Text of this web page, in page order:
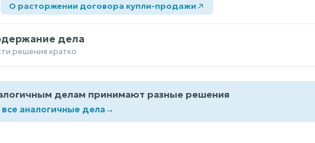
О расторжении договора купли-продажи
дела
решения кратко
делам принимают разные решения
аналогичные дела→